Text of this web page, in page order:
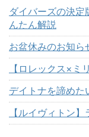
ダイバーズの決
んたん解説
お盆休みのお知
【ロレックス×ミ
デイトナを諦めた
【ルイヴィトン